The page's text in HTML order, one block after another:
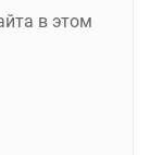
в этом